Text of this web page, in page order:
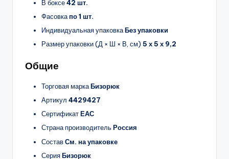
В боксе42 шт.
Фасовкапо 1 шт.
Индивидуальная упаковкаБез упаковки
Размер упаковки (Д × Ш × В, см) 5 х 5 х 9,2
Общие
Торговая маркаБизорюк
Артикул 4429427
СертификатЕАС
Страна производительРоссия
СоставСм. на упаковке
СерияБизорюк